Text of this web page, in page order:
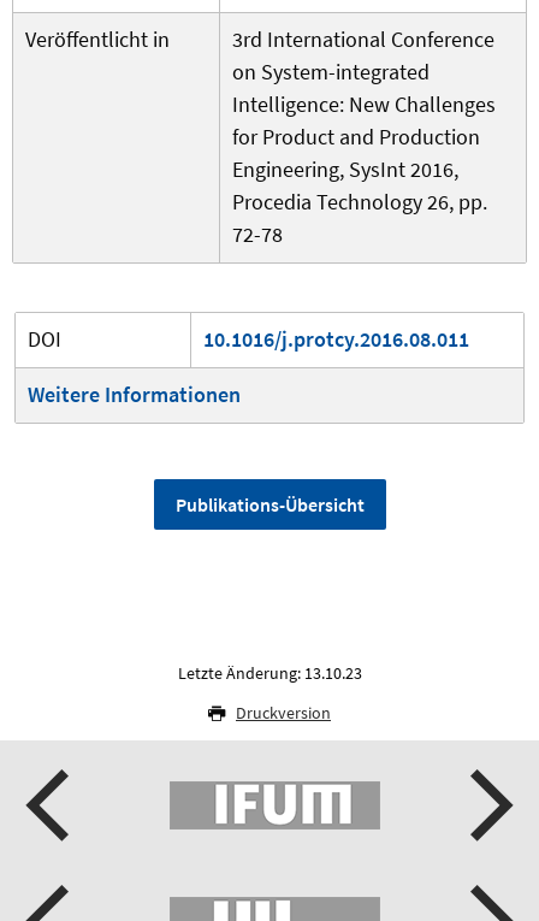
Veröffentlicht in
3rd International Conference
on System-integrated
Intelligence: New Challenges
for Product and Production
Engineering, SysInt 2016,
Procedia Technology 26, pp.
72-78
DOI
10.1016/j.protcy.2016.08.011
Weitere Informationen
Publikations-Übersicht
Letzte Änderung: 13.10.23
Druckversion